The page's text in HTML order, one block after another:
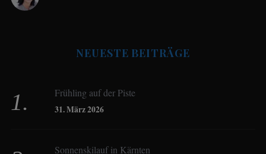
Birgit Werner
NEUESTE BEITRÄGE
Frühling auf der Piste
31. März 2026
Sonnenskilauf in Kärnten